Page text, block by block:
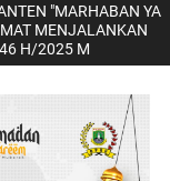
"MARHABAN YA
MENJALANKAN
H/2025 M